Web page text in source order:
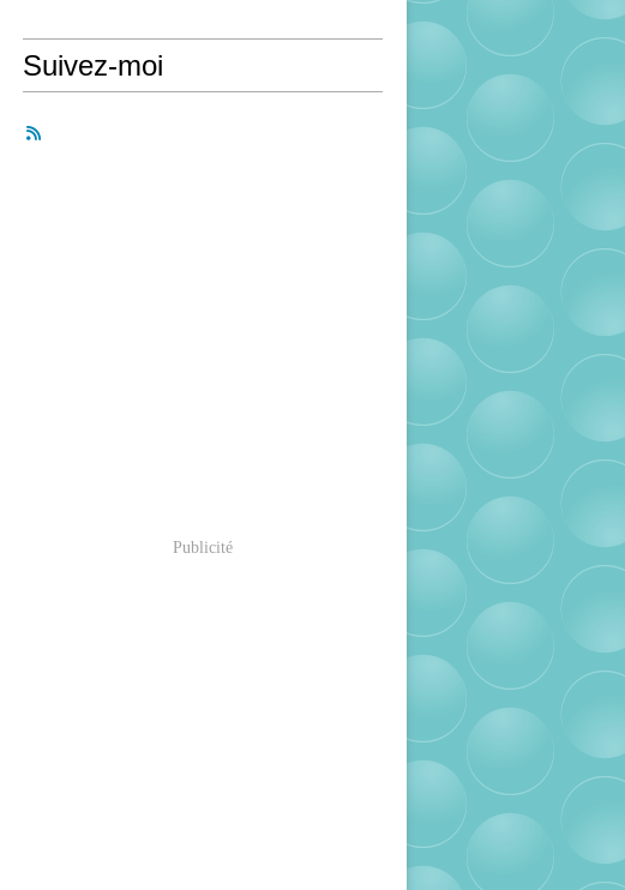
Suivez-moi
Publicité